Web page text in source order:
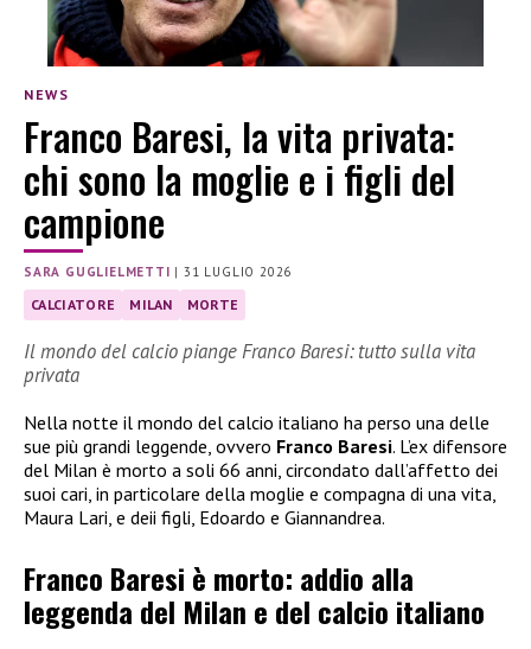
NEWS
Franco Baresi, la vita privata:
chi sono la moglie e i figli del
campione
SARA GUGLIELMETTI |31 LUGLIO 2026
CALCIATORE MILAN MORTE
Il mondo del calcio piange Franco Baresi: tutto sulla vita
privata
Nella notte il mondo del calcio italiano ha perso una delle
sue più grandi leggende, ovvero Franco Baresi. L’ex difensore
del Milan è morto a soli 66 anni, circondato dall’affetto dei
suoi cari, in particolare della moglie e compagna di una vita,
Maura Lari, e deii figli, Edoardo e Giannandrea.
Franco Baresi è morto: addio alla
leggenda del Milan e del calcio italiano